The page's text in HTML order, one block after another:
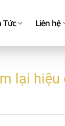
Tức Liên hệ
lại hiệu